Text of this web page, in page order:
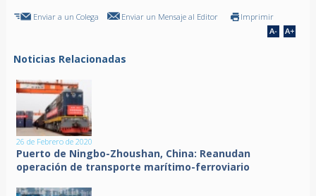
Enviar a un Colega Enviar un Mensaje al Editor Imprimir
Noticias Relacionadas
26 de Febrero de 2020
Puerto de Ningbo-Zhoushan, China: Reanudan
operación de transporte marítimo-ferroviario